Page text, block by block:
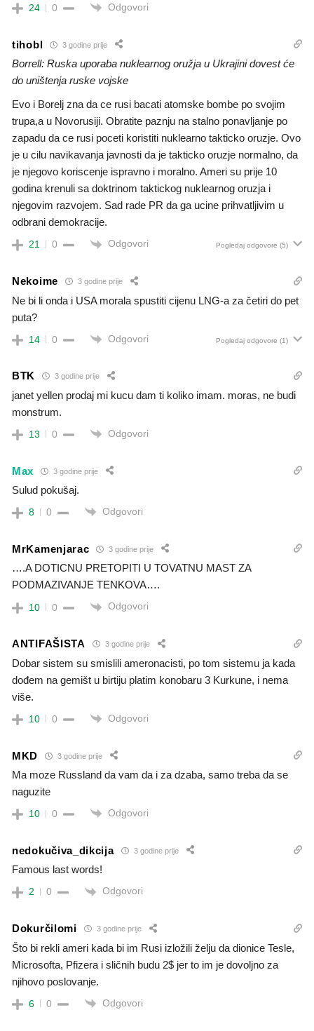
24 0 Odgovori
tihobl 3 godine prije
Borrell: Ruska uporaba nuklearnog oružja u Ukrajini dovest će
do uništenja ruske vojske
Evo i Borelj zna da ce rusi bacati atomske bombe po svojim
trupa,a u Novorusiji. Obratite paznju na stalno ponavljanje po
zapadu da ce rusi poceti koristiti nuklearno takticko oruzje. Ovo
je u cilu navikavanja javnosti da je takticko oruzje normalno, da
je njegovo koriscenje ispravno i moralno. Ameri su prije 10
godina krenuli sa doktrinom taktickog nuklearnog oruzja i
njegovim razvojem. Sad rade PR da ga ucine prihvatljivim u
odbrani demokracije.
21 0 Odgovori Pogledaj odgovore (5)
Nekoime 3 godine prije
Ne bi li onda i USA morala spustiti cijenu LNG-a za četiri do pet
puta?
14 0 Odgovori Pogledaj odgovore (1)
BTK 3 godine prije
janet yellen prodaj mi kucu dam ti koliko imam. moras, ne budi
monstrum.
13 0 Odgovori
Max 3 godine prije
Sulud pokušaj.
8 0 Odgovori
MrKamenjarac 3 godine prije
….A DOTICNU PRETOPITI U TOVATNU MAST ZA
PODMAZIVANJE TENKOVA….
10 0 Odgovori
ANTIFAŠISTA 3 godine prije
Dobar sistem su smislili ameronacisti, po tom sistemu ja kada
dođem na gemišt u birtiju platim konobaru 3 Kurkune, i nema
više.
10 0 Odgovori
MKD 3 godine prije
Ma moze Russland da vam da i za dzaba, samo treba da se
naguzite
10 0 Odgovori
nedokučiva_dikcija 3 godine prije
Famous last words!
2 0 Odgovori
Dokurčilomi 3 godine prije
Što bi rekli ameri kada bi im Rusi izložili želju da dionice Tesle,
Microsofta, Pfizera i sličnih budu 2$ jer to im je dovoljno za
njihovo poslovanje.
6 0 Odgovori